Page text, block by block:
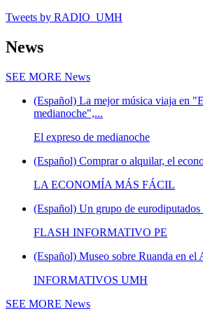
Tweets by RADIO_UMH
News
SEE MORE News
(Español) La mejor música viaja en
medianoche",...
El expreso de medianoche
(Español) Comprar o alquilar, el
LA ECONOMÍA MÁS FÁCIL
(Español) Un grupo de
FLASH INFORMATIVO PE
(Español) Museo sobre Ruanda en el
INFORMATIVOS UMH
SEE MORE News